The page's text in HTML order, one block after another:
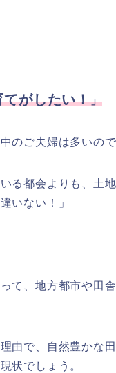
がしたい！」
のご夫婦は多いの
る都会よりも、土
いない！」
て、地方都市や田
由で、自然豊かな
状でしょう。